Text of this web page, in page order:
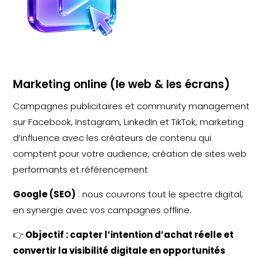
Marketing online (le web & les écrans)
Campagnes publicitaires et community management
sur Facebook, Instagram, LinkedIn et TikTok, marketing
d’influence avec les créateurs de contenu qui
comptent pour votre audience, création de sites web
performants et référencement
Google (SEO) : nous couvrons tout le spectre digital,
en synergie avec vos campagnes offline.
👉Objectif : capter l’intention d’achat réelle et
convertir la visibilité digitale en opportunités